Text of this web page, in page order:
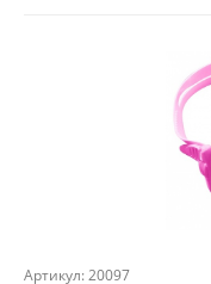
Артикул: 20097